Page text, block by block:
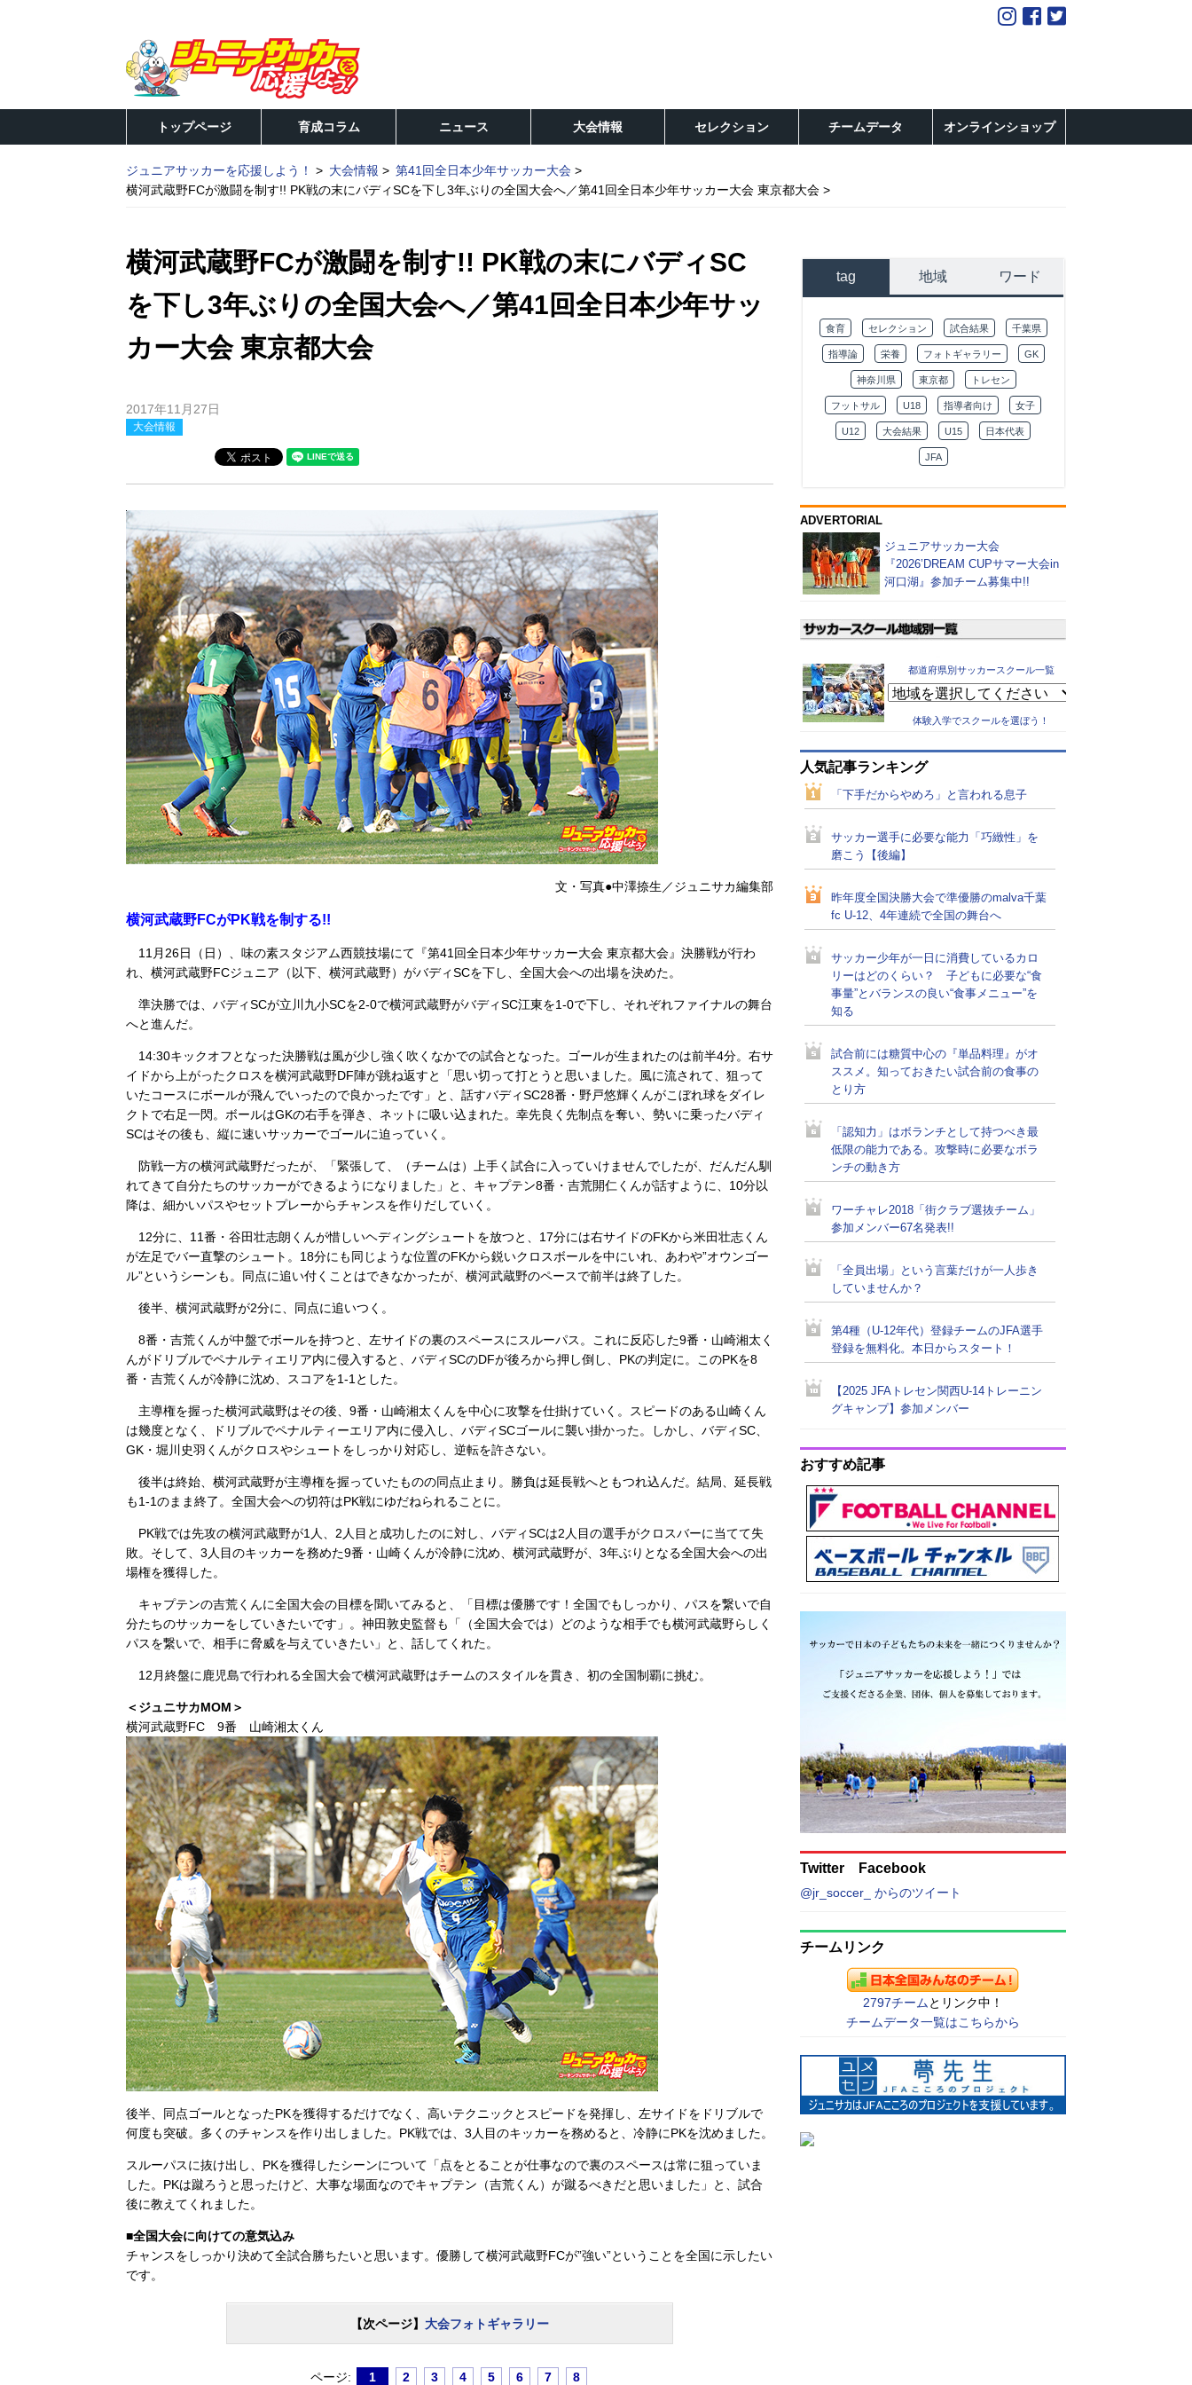
トップページ 育成コラム ニュース 大会情報 セレクション チームデータ オンラインショップ
ジュニアサッカーを応援しよう！ 大会情報
第41回全日本少年サッカー大会
横河武蔵野FCが激闘を制す!! PK戦の末にバディSCを下し3年ぶりの全国大会へ／第41回全日本少年サッカー大会 東京都大会
横河武蔵野FCが激闘を制す!! PK戦の末にバディSC
を下し3年ぶりの全国大会へ／第41回全日本少年サッ
カー大会 東京都大会
2017年11月27日
大会情報
文・写真●中澤捺生／ジュニサカ編集部
横河武蔵野FCがPK戦を制する!!
11月26日（日）、味の素スタジアム西競技場にて『第41回全日本少年サッカー大会 東京都大会』決勝戦が行わ
れ、横河武蔵野FCジュニア（以下、横河武蔵野）がバディSCを下し、全国大会への出場を決めた。
準決勝では、バディSCが立川九小SCを2-0で横河武蔵野がバディSC江東を1-0で下し、それぞれファイナルの舞台
へと進んだ。
14:30キックオフとなった決勝戦は風が少し強く吹くなかでの試合となった。ゴールが生まれたのは前半4分。右サ
イドから上がったクロスを横河武蔵野DF陣が跳ね返すと「思い切って打とうと思いました。風に流されて、狙って
いたコースにボールが飛んでいったので良かったです」と、話すバディSC28番・野戸悠輝くんがこぼれ球をダイレ
クトで右足一閃。ボールはGKの右手を弾き、ネットに吸い込まれた。幸先良く先制点を奪い、勢いに乗ったバディ
SCはその後も、縦に速いサッカーでゴールに迫っていく。
防戦一方の横河武蔵野だったが、「緊張して、（チームは）上手く試合に入っていけませんでしたが、だんだん馴
れてきて自分たちのサッカーができるようになりました」と、キャプテン8番・吉荒開仁くんが話すように、10分以
降は、細かいパスやセットプレーからチャンスを作りだしていく。
12分に、11番・谷田壮志朗くんが惜しいヘディングシュートを放つと、17分には右サイドのFKから米田壮志くん
が左足でバー直撃のシュート。18分にも同じような位置のFKから鋭いクロスボールを中にいれ、あわや”オウンゴー
ル”というシーンも。同点に追い付くことはできなかったが、横河武蔵野のペースで前半は終了した。
後半、横河武蔵野が2分に、同点に追いつく。
8番・吉荒くんが中盤でボールを持つと、左サイドの裏のスペースにスルーパス。これに反応した9番・山崎湘太く
んがドリブルでペナルティエリア内に侵入すると、バディSCのDFが後ろから押し倒し、PKの判定に。このPKを8
番・吉荒くんが冷静に沈め、スコアを1-1とした。
主導権を握った横河武蔵野はその後、9番・山崎湘太くんを中心に攻撃を仕掛けていく。スピードのある山崎くん
は幾度となく、ドリブルでペナルティーエリア内に侵入し、バディSCゴールに襲い掛かった。しかし、バディSC、
GK・堀川史羽くんがクロスやシュートをしっかり対応し、逆転を許さない。
後半は終始、横河武蔵野が主導権を握っていたものの同点止まり。勝負は延長戦へともつれ込んだ。結局、延長戦
も1-1のまま終了。全国大会への切符はPK戦にゆだねられることに。
PK戦では先攻の横河武蔵野が1人、2人目と成功したのに対し、バディSCは2人目の選手がクロスバーに当てて失
敗。そして、3人目のキッカーを務めた9番・山崎くんが冷静に沈め、横河武蔵野が、3年ぶりとなる全国大会への出
場権を獲得した。
キャプテンの吉荒くんに全国大会の目標を聞いてみると、「目標は優勝です！全国でもしっかり、パスを繋いで自
分たちのサッカーをしていきたいです」。神田敦史監督も「（全国大会では）どのような相手でも横河武蔵野らしく
パスを繋いで、相手に脅威を与えていきたい」と、話してくれた。
12月終盤に鹿児島で行われる全国大会で横河武蔵野はチームのスタイルを貫き、初の全国制覇に挑む。
＜ジュニサカMOM＞
横河武蔵野FC 9番 山崎湘太くん
後半、同点ゴールとなったPKを獲得するだけでなく、高いテクニックとスピードを発揮し、左サイドをドリブルで
何度も突破。多くのチャンスを作り出しました。PK戦では、3人目のキッカーを務めると、冷静にPKを沈めました。
スルーパスに抜け出し、PKを獲得したシーンについて「点をとることが仕事なので裏のスペースは常に狙っていま
した。PKは蹴ろうと思ったけど、大事な場面なのでキャプテン（吉荒くん）が蹴るべきだと思いました」と、試合
後に教えてくれました。
■全国大会に向けての意気込み
チャンスをしっかり決めて全試合勝ちたいと思います。優勝して横河武蔵野FCが”強い”ということを全国に示したい
です。
【次ページ】 大会フォトギャラリー
ページ: 1 2 3 4 5 6 7 8
tag 地域 ワード
食育 セレクション 試合結果 千葉県
指導論 栄養 フォトギャラリー GK
神奈川県 東京都 トレセン
フットサル U18 指導者向け 女子
U12 大会結果 U15 日本代表
JFA
ADVERTORIAL
ジュニアサッカー大会
『2026’DREAM CUPサマー大会in
河口湖』参加チーム募集中!!
都道府県別サッカースクール一覧
体験入学でスクールを選ぼう！
人気記事ランキング
「下手だからやめろ」と言われる息子
サッカー選手に必要な能力「巧緻性」を
磨こう【後編】
昨年度全国決勝大会で準優勝のmalva千葉
fc U-12、4年連続で全国の舞台へ
サッカー少年が一日に消費しているカロ
リーはどのくらい？ 子どもに必要な“食
事量”とバランスの良い“食事メニュー”を
知る
試合前には糖質中心の『単品料理』がオ
ススメ。知っておきたい試合前の食事の
とり方
「認知力」はボランチとして持つべき最
低限の能力である。攻撃時に必要なボラ
ンチの動き方
ワーチャレ2018「街クラブ選抜チーム」
参加メンバー67名発表!!
「全員出場」という言葉だけが一人歩き
していませんか？
第4種（U-12年代）登録チームのJFA選手
登録を無料化。本日からスタート！
【2025 JFAトレセン関西U-14トレーニン
グキャンプ】参加メンバー
おすすめ記事
Twitter Facebook
@jr_soccer_ からのツイート
チームリンク
2797チーム とリンク中！
チームデータ一覧はこちらから